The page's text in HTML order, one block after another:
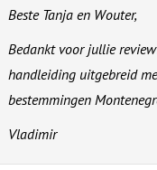
Beste Tanja en Wouter,
Bedankt voor jullie
handleiding uitgebreid
bestemmingen
Vladimir